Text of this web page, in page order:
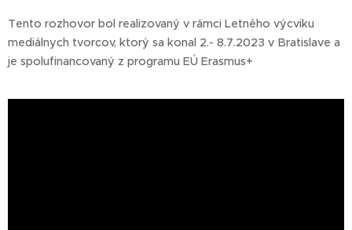
Tento rozhovor bol realizovaný v rámci Letného výcviku
mediálnych tvorcov, ktorý sa konal 2.- 8.7.2023 v Bratislave a
je spolufinancovaný z programu EÚ Erasmus+